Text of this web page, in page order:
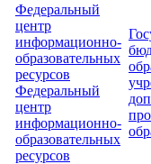
Федеральный
центр
информационно-
образовательных
ресурсов
Федеральный
центр
информационно-
образовательных
ресурсов